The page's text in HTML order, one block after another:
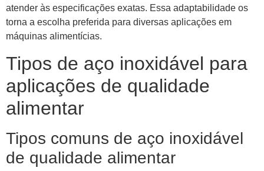
atender às especificações exatas. Essa adaptabilidade os
torna a escolha preferida para diversas aplicações em
máquinas alimentícias.
Tipos de aço inoxidável para
aplicações de qualidade
alimentar
Tipos comuns de aço inoxidável
de qualidade alimentar